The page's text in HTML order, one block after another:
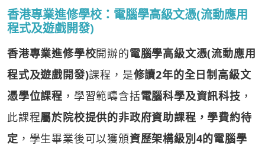
香港專業進修學校：電腦學高級文憑(流動應用
程式及遊戲開發)
香港專業進修學校開辦的電腦學高級文憑(流動應用
程式及遊戲開發)課程，是修讀2年的全日制高級文
憑學位課程 ，學習範疇含括電腦科學及資訊科技 ，
此課程屬於院校提供的非政府資助課程，學費約待
定 ，學生畢業後可以獲頒資歷架構級別4的電腦學